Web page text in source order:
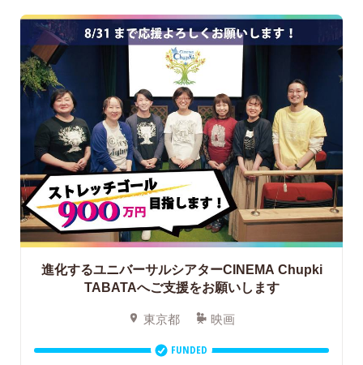
進化するユニバーサルシアターCINEMA Chupki
TABATAへご支援をお願いします
東京都 映画
FUNDED